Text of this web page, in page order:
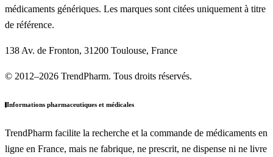
médicaments génériques. Les marques sont citées uniquement à titre
de référence.
138 Av. de Fronton, 31200 Toulouse, France
© 2012–2026 TrendPharm. Tous droits réservés.
Informations pharmaceutiques et médicales
TrendPharm facilite la recherche et la commande de médicaments en
ligne en France, mais ne fabrique, ne prescrit, ne dispense ni ne livre